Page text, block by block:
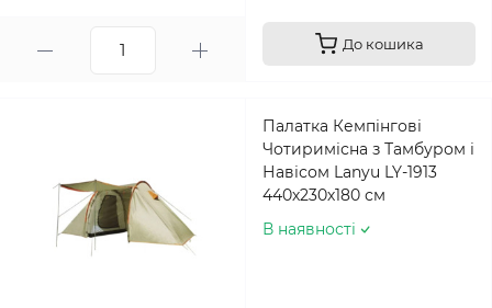
До кошика
Палатка Кемпінгові
Чотиримісна з Тамбуром і
Навісом Lanyu LY-1913
440х230х180 см
В наявності